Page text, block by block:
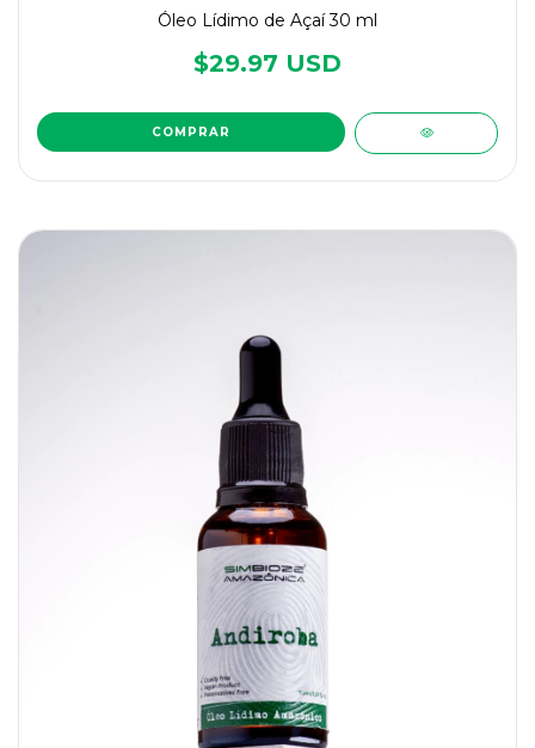
Óleo Lídimo de Açaí 30 ml
$29.97 USD